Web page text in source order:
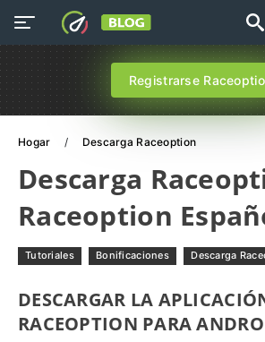
Registrarse
Hogar Descarga Raceoption
Descarga
Raceoption
Tutoriales Bonificaciones Descarga
DESCARGAR LA
RACEOPTION PARA